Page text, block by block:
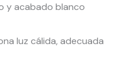
y acabado blanco
luz cálida, adecuada